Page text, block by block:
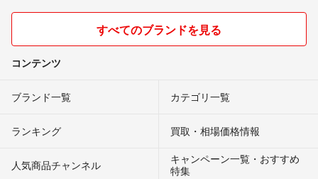
すべてのブランドを見る
コンテンツ
ブランド一覧 カテゴリ一覧
ランキング 買取・相場価格情報
人気商品チャンネル
キャンペーン一覧・おすすめ
特集